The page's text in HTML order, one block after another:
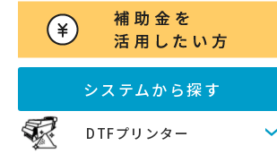
システムから探す
DTFプリンター